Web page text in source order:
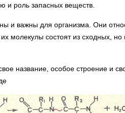
и роль запасных веществ.
и важны для организма. Они
молекулы состоят из сходных,
название, особое строение и